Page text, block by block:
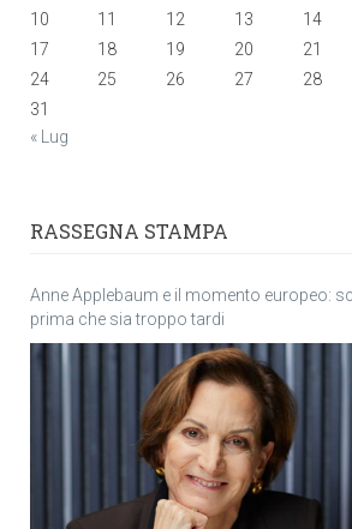
10
11 12 13 14
17
18 19 20 21
24
25 26 27 28
31
« Lug
RASSEGNA STAMPA
Anne Applebaum e il momento europeo:
prima che sia troppo tardi